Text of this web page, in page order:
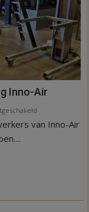
Sibculo
Inno-Air
Warmte
van Inno-Air